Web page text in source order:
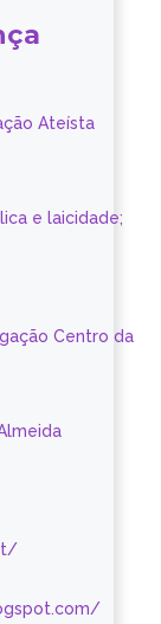
Ateísta
e laicidade;
Centro da